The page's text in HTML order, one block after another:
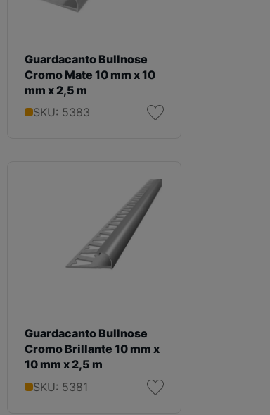
Guardacanto Bullnose
Cromo Mate 10 mm x 10
mm x 2,5 m
SKU: 5383
Guardacanto Bullnose
Cromo Brillante 10 mm x
10 mm x 2,5 m
SKU: 5381